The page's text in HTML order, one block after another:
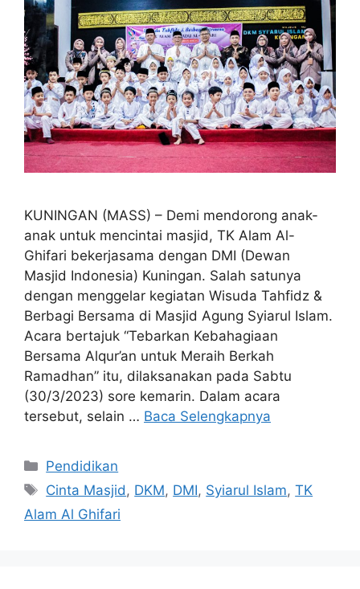
KUNINGAN (MASS) – Demi mendorong anak-
anak untuk mencintai masjid, TK Alam Al-
Ghifari bekerjasama dengan DMI (Dewan
Masjid Indonesia) Kuningan. Salah satunya
dengan menggelar kegiatan Wisuda Tahfidz &
Berbagi Bersama di Masjid Agung Syiarul Islam.
Acara bertajuk “Tebarkan Kebahagiaan
Bersama Alqur’an untuk Meraih Berkah
Ramadhan” itu, dilaksanakan pada Sabtu
(30/3/2023) sore kemarin. Dalam acara
tersebut, selain … Baca Selengkapnya
Kategori
Pendidikan
Tag
Cinta Masjid , DKM, DMI, Syiarul Islam,TK
Alam Al Ghifari